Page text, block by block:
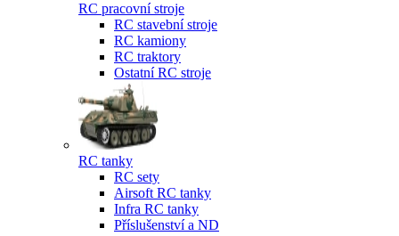
RC pracovní stroje
RC stavební stroje
RC kamiony
RC traktory
Ostatní RC stroje
RC tanky
RC sety
Airsoft RC tanky
Infra RC tanky
Příslušenství a ND